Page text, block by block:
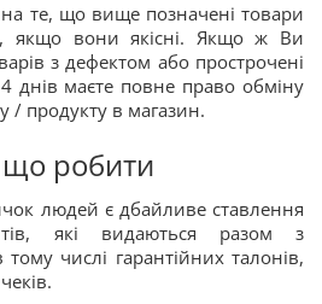
на те, що вище позначені товари
якщо вони якісні. Якщо ж Ви
з дефектом або прострочені
днів маєте повне право обміну
/ продукту в магазин.
що робити
людей є дбайливе ставлення
які видаються разом з
числі гарантійних талонів,